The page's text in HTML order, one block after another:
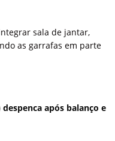
sala de jantar,
as garrafas em parte
despenca após balanço e